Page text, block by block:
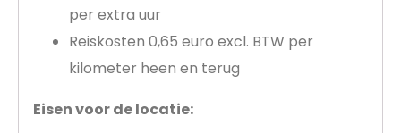
per extra uur
Reiskosten 0,65 euro excl. BTW per
kilometer heen en terug
Eisen voor de locatie: